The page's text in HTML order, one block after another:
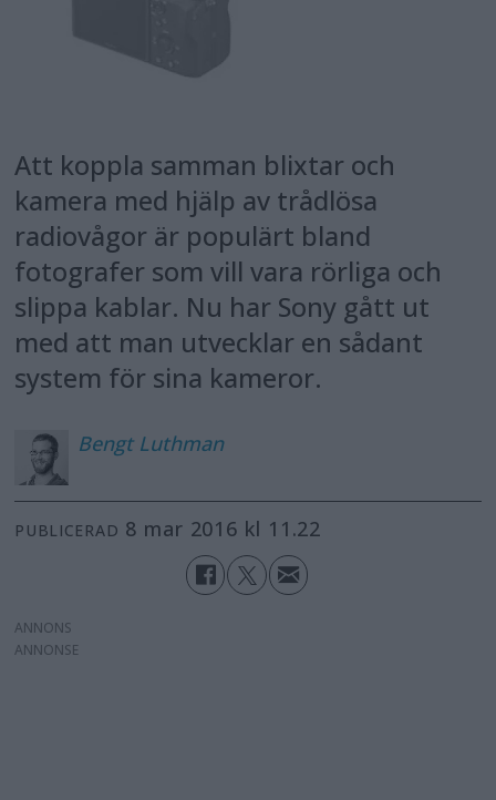
Att koppla samman blixtar och
kamera med hjälp av trådlösa
radiovågor är populärt bland
fotografer som vill vara rörliga och
slippa kablar. Nu har Sony gått ut
med att man utvecklar en sådant
system för sina kameror.
Bengt Luthman
PUBLICERAD 8 mar 2016 kl 11.22
ANNONS